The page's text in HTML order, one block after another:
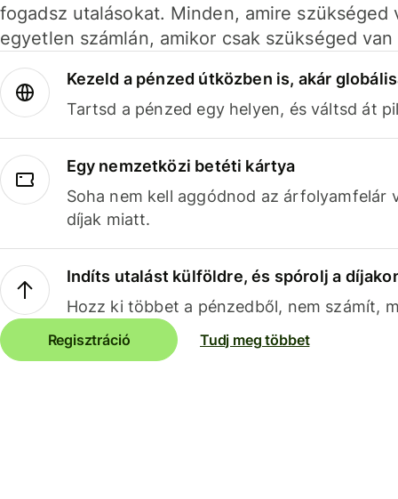
fogadsz utalásokat. Minden, amire szükséged
egyetlen számlán, amikor csak szükséged van
Kezeld a pénzed útközben is, akár
Tartsd a pénzed egy helyen, és váltsd át
Egy nemzetközi betéti kártya
Soha nem kell aggódnod az árfolyamfelár
díjak miatt.
Indíts utalást külföldre, és spórolj a
Hozz ki többet a pénzedből, nem számít,
Regisztráció Tudj meg többet